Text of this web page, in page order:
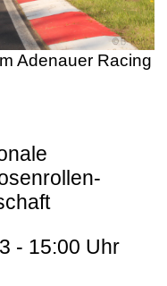
Adenauer Racing
- 15:00 Uhr